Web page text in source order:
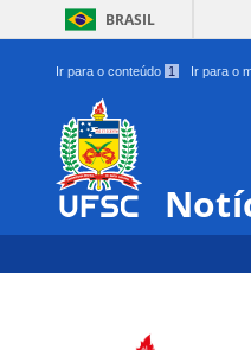
BRASIL
Ir para o conteúdo 1 Ir para o